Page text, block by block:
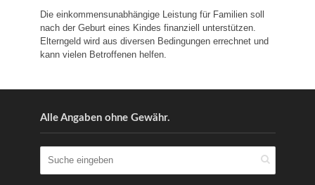
Die einkommensunabhängige Leistung für Familien soll
nach der Geburt eines Kindes finanziell unterstützen.
Elterngeld wird aus diversen Bedingungen errechnet und
kann vielen Betroffenen helfen.
Alle Angaben ohne Gewähr.